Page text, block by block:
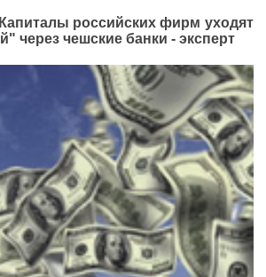
Капиталы российских фирм уходят
через чешские банки - эксперт